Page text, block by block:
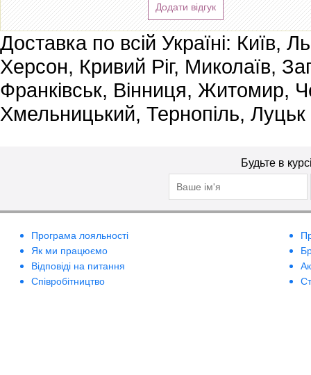
Додати відгук
Доставка по всій Україні: Київ,
Херсон, Кривий Ріг, Миколаїв,
Франківськ, Вінниця, Житомир,
Хмельницький, Тернопіль, Луцьк
Будьте в
Програма лояльності
Як ми працюємо
Відповіді на питання
Співробітництво